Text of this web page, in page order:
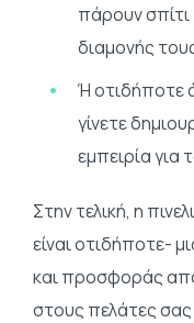
πάρουν
διαμονής
Ή οτιδήποτε
γίνετε
εμπειρία για
Στην τελική, η
είναι οτιδήποτε-
και προσφοράς
στους πελάτες σας